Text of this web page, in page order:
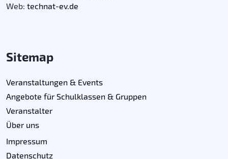
Web: technat-ev.de
Sitemap
Veranstaltungen & Events
Angebote für Schulklassen & Gruppen
Veranstalter
Über uns
Impressum
Datenschutz